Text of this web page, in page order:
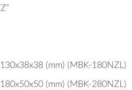
(mm) (MBK-180NZL)
(mm) (MBK-280NZL)